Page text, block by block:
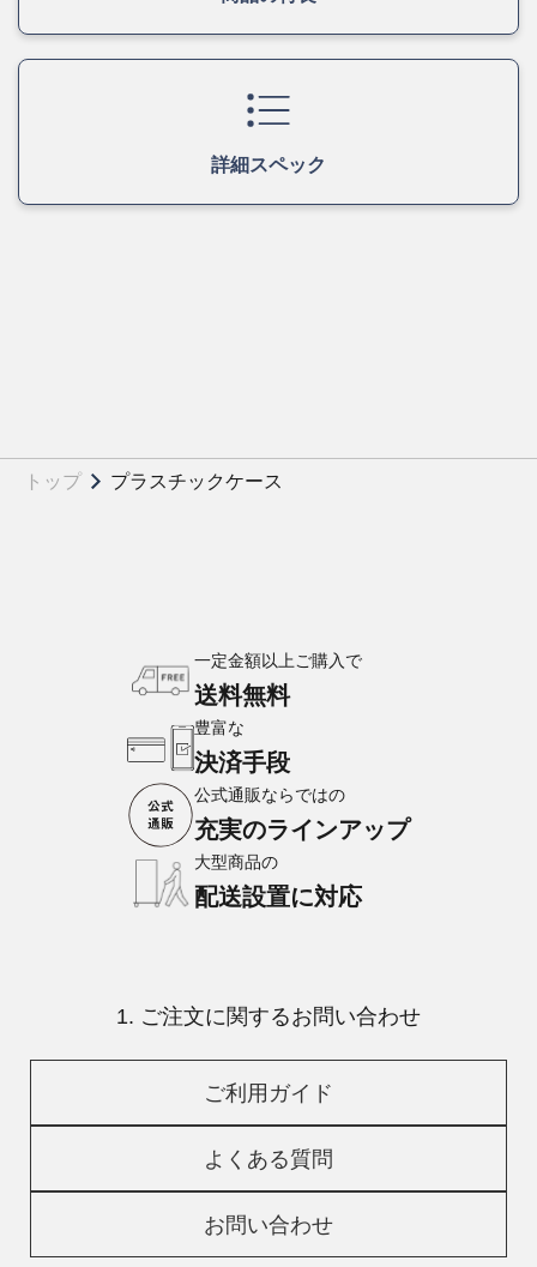
詳細スペック
トップ プラスチックケース
一定金額以上ご購入で
送料無料
豊富な
決済手段
公式通販ならではの
充実のラインアップ
大型商品の
配送設置に対応
1. ご注文に関するお問い合わせ
ご利用ガイド
よくある質問
お問い合わせ